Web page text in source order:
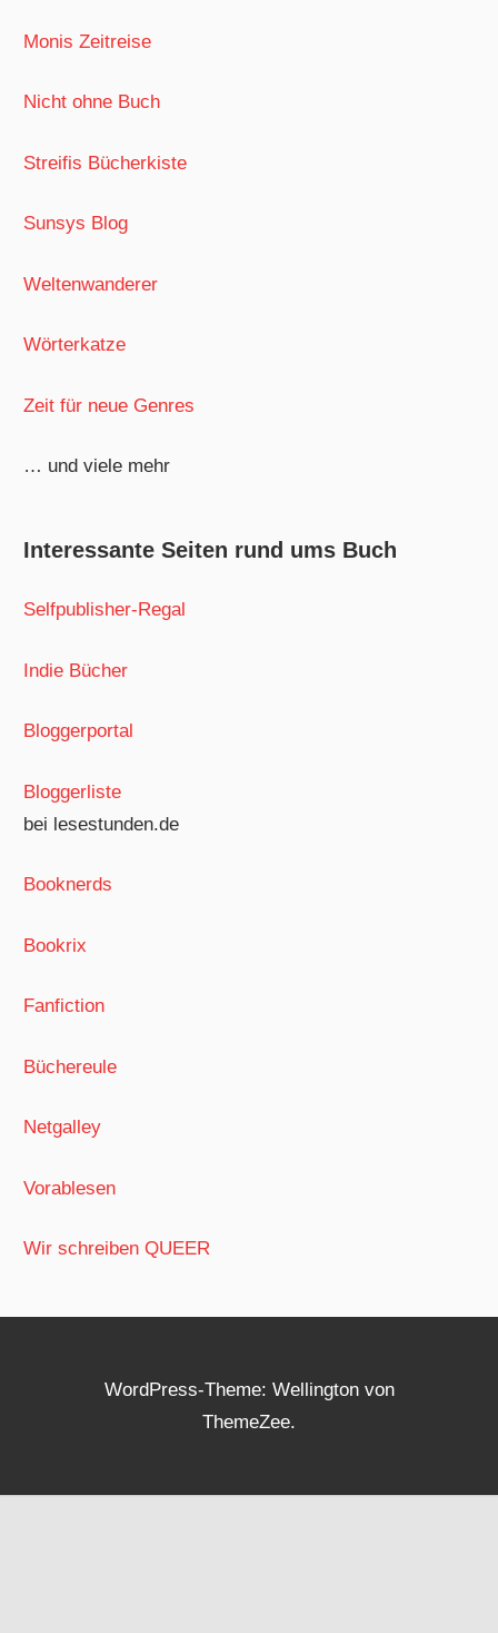
Monis Zeitreise
Nicht ohne Buch
Streifis Bücherkiste
Sunsys Blog
Weltenwanderer
Wörterkatze
Zeit für neue Genres
… und viele mehr
Interessante Seiten rund ums Buch
Selfpublisher-Regal
Indie Bücher
Bloggerportal
Bloggerliste
bei lesestunden.de
Booknerds
Bookrix
Fanfiction
Büchereule
Netgalley
Vorablesen
Wir schreiben QUEER
WordPress-Theme: Wellington von
ThemeZee.